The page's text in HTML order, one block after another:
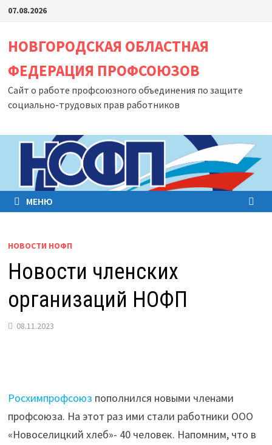
Перейти
содержимому
07.08.2026
НОВГОРОДСКАЯ ОБЛАСТНАЯ
ФЕДЕРАЦИЯ ПРОФСОЮЗОВ
Сайт о работе профсоюзного объединения по защите
социально-трудовых прав работников
МЕНЮ
НОВОСТИ НОФП
Новости членских
организаций НОФП
08.11.2023
Росхимпрофсоюз пополнился новыми членами
профсоюза. На этот раз ими стали работники ООО
«Новоселицкий хлеб»- 40 человек. Напомним, что в